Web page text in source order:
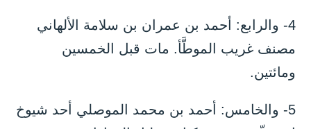
4- والرابع: أحمد بن عمران بن سلامة الألهاني
مصنف غريب الموطَّأ. مات قبل الخمسين
ومائتين.
5- والخامس: أحمد بن محمد الموصلي أحد شيوخ